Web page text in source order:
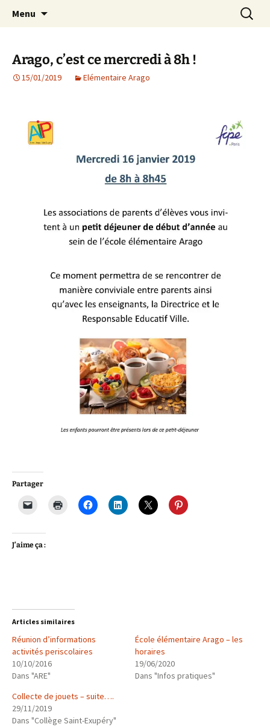
AIP Paris 14 – Association
Indépendante des Parents
d'élèves depuis 1981
Agit – s'Investit – Participe au service des
enfants du secteur scolaire Dolent-Arago-
Menu
Arago, c’est ce mercredi à 8h !
15/01/2019 Elémentaire Arago
Partager
J’aime ça :
Articles similaires
Réunion d’informations
activités periscolaires
10/10/2016
Dans "ARE"
École élémentaire Arago – les
horaires
19/06/2020
Dans "Infos pratiques"
Collecte de jouets – suite….
29/11/2019
Dans "Collège Saint-Exupéry"